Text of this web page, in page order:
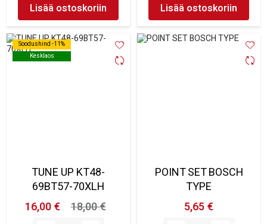
Lisää ostoskoriin Lisää ostoskoriin
Soodushind -11%
Kesklaos
Soodushind -11%
Kesklaos
TUNE UP KT48-
69BT57-70XLH
16,00 €
18,00 €
POINT SET BOSCH
TYPE
5,65 €